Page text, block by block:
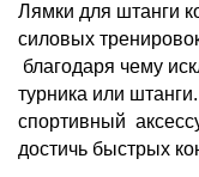
Лямки для штанги
силовых
благодаря чему
турника или
спортивный
достичь быстрых